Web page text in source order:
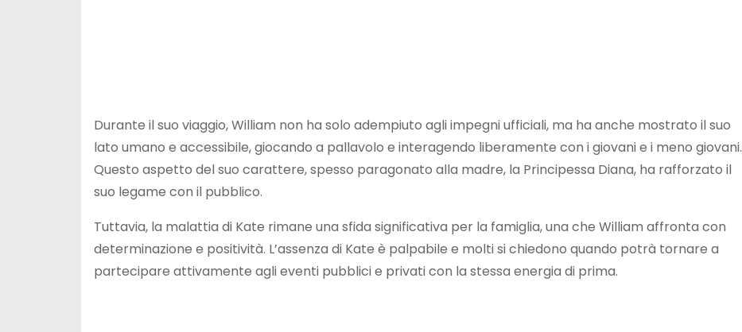
Durante il suo viaggio, William non ha solo adempiuto agli impegni ufficiali, ma ha anche mostrato il suo
lato umano e accessibile, giocando a pallavolo e interagendo liberamente con i giovani e i meno giovani.
Questo aspetto del suo carattere, spesso paragonato alla madre, la Principessa Diana, ha rafforzato il
suo legame con il pubblico.
Tuttavia, la malattia di Kate rimane una sfida significativa per la famiglia, una che William affronta con
determinazione e positività. L’assenza di Kate è palpabile e molti si chiedono quando potrà tornare a
partecipare attivamente agli eventi pubblici e privati con la stessa energia di prima.